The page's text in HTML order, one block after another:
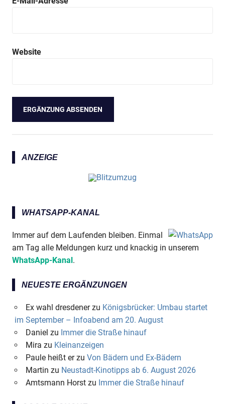
Website
ANZEIGE
WHATSAPP-KANAL
Immer auf dem Laufenden bleiben. Einmal
am Tag alle Meldungen kurz und knackig in unserem
WhatsApp-Kanal .
NEUESTE ERGÄNZUNGEN
Ex wahl dresdenerzu Königsbrücker: Umbau startet
im September – Infoabend am 20. August
Daniel zu Immer die Straße hinauf
Mira zu Kleinanzeigen
Paule heißt erzu Von Bädern und Ex-Bädern
Martin zu Neustadt-Kinotipps ab 6. August 2026
Amtsmann Horstzu Immer die Straße hinauf